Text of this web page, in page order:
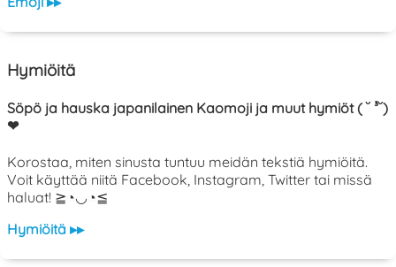
Hymiöitä
Söpö ja hauska japanilainen Kaomoji ja muut hymiöt ( ˘ ³˘)
❤
Korostaa, miten sinusta tuntuu meidän tekstiä hymiöitä.
Voit käyttää niitä Facebook, Instagram, Twitter tai missä
haluat! ≧◔◡◔≦
Hymiöitä ▸▸